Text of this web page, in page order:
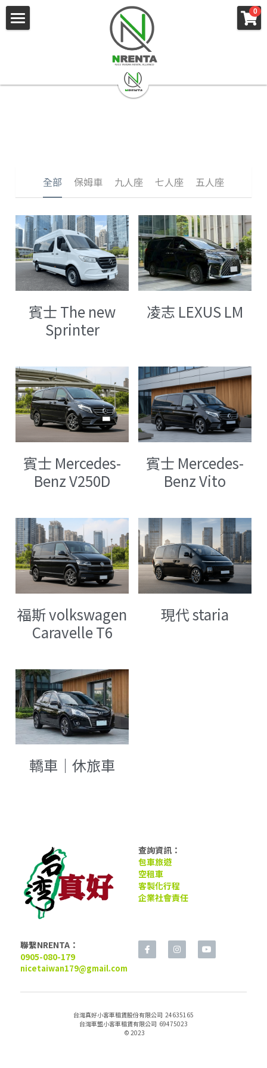
0
賓士保姆車
機場接送
客製化包車
幸福巴士
關於我們
搜索
全部 保姆車 九人座 七人座 五人座
賓士 The new
Sprinter
凌志 LEXUS LM
賓士 Mercedes-
Benz V250D
賓士 Mercedes-
Benz Vito
福斯 volkswagen
Caravelle T6
現代 staria
轎車｜休旅車
查詢資訊：
包車旅遊
空租車
客製化行程
企業社會責任
聯繫NRENTA：
0905-080-179
nicetaiwan179@gmail.com
台灣真好小客車租賃股份有限公司  24635165
台灣車盟小客車租賃有限公司  69475023
© 2023
×
商品分類 ×
部落格分類
幸福巴士